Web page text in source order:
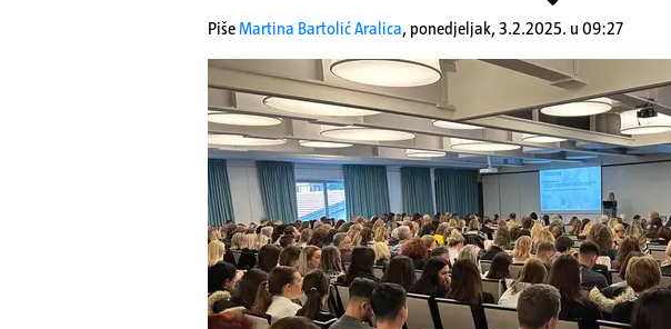
PišeMartina Bartolić Aralica, ponedjeljak, 3.2.2025. u 09:27